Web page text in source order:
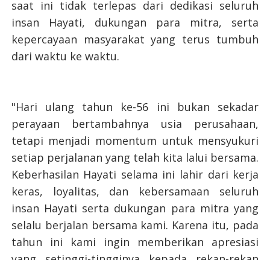
saat ini tidak terlepas dari dedikasi seluruh
insan Hayati, dukungan para mitra, serta
kepercayaan masyarakat yang terus tumbuh
dari waktu ke waktu.
"Hari ulang tahun ke-56 ini bukan sekadar
perayaan bertambahnya usia perusahaan,
tetapi menjadi momentum untuk mensyukuri
setiap perjalanan yang telah kita lalui bersama.
Keberhasilan Hayati selama ini lahir dari kerja
keras, loyalitas, dan kebersamaan seluruh
insan Hayati serta dukungan para mitra yang
selalu berjalan bersama kami. Karena itu, pada
tahun ini kami ingin memberikan apresiasi